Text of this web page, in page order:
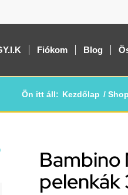
Fiókom Blog
Ön itt áll: Kezdőlap / Shop
Bambino
pelenkák